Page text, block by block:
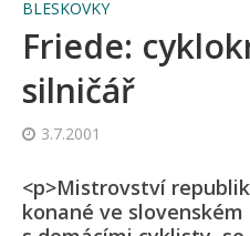
BLESKOVKY
Friede:
silničář
3.7.2001
<p>Mistrovství
konané ve